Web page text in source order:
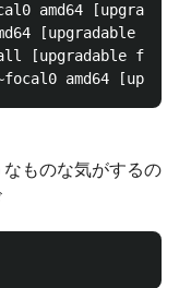
amd64
[upgradable
[upgradable
ものな気がするの